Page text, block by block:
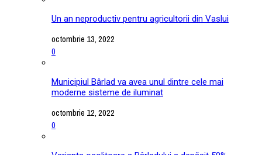
Un an neproductiv pentru agricultorii din Vaslui
octombrie 13, 2022
0
Municipiul Bârlad va avea unul dintre cele mai
moderne sisteme de iluminat
octombrie 12, 2022
0